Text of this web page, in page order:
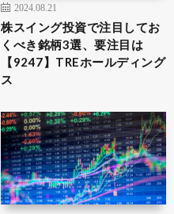
2024.08.21
株スイング投資で注目してお
くべき銘柄3選、要注目は
【9247】TREホールディング
ス